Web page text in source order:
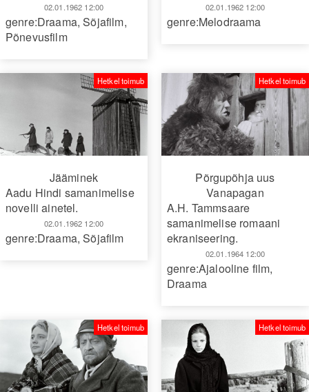
02.01.1962 12:00
genre:Draama,Sõjafilm,
Põnevusfilm
02.01.1962 12:00
genre:Melodraama
Jääminek
Aadu Hindi samanimelise
novelli ainetel.
02.01.1962 12:00
Hetkel toimub
genre:Draama,Sõjafilm
Põrgupõhja uus
Vanapagan
A.H. Tammsaare
samanimelise romaani
ekraniseering.
02.01.1964 12:00
Hetkel toimub
genre:Ajalooline film,
Draama
Hetkel toimub Hetkel toimub